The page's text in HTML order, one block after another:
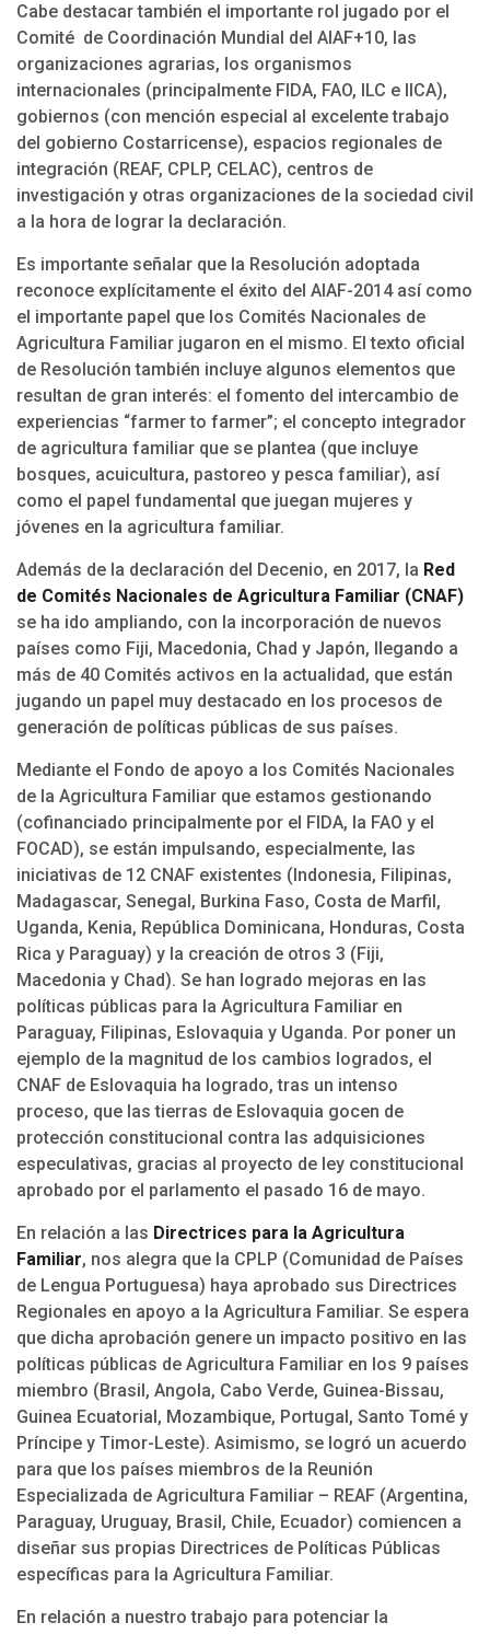
Cabe destacar también el importante rol jugado por el
Comité de Coordinación Mundial del AIAF+10, las
organizaciones agrarias, los organismos
internacionales (principalmente FIDA, FAO, ILC e IICA),
gobiernos (con mención especial al excelente trabajo
del gobierno Costarricense), espacios regionales de
integración (REAF, CPLP, CELAC), centros de
investigación y otras organizaciones de la sociedad civil
a la hora de lograr la declaración.
Es importante señalar que la Resolución adoptada
reconoce explícitamente el éxito del AIAF-2014 así como
el importante papel que los Comités Nacionales de
Agricultura Familiar jugaron en el mismo. El texto oficial
de Resolución también incluye algunos elementos que
resultan de gran interés: el fomento del intercambio de
experiencias “farmer to farmer”; el concepto integrador
de agricultura familiar que se plantea (que incluye
bosques, acuicultura, pastoreo y pesca familiar), así
como el papel fundamental que juegan mujeres y
jóvenes en la agricultura familiar.
Además de la declaración del Decenio, en 2017, la Red
de Comités Nacionales de Agricultura Familiar (CNAF)
se ha ido ampliando, con la incorporación de nuevos
países como Fiji, Macedonia, Chad y Japón, llegando a
más de 40 Comités activos en la actualidad, que están
jugando un papel muy destacado en los procesos de
generación de políticas públicas de sus países.
Mediante el Fondo de apoyo a los Comités Nacionales
de la Agricultura Familiar que estamos gestionando
(cofinanciado principalmente por el FIDA, la FAO y el
FOCAD), se están impulsando, especialmente, las
iniciativas de 12 CNAF existentes (Indonesia, Filipinas,
Madagascar, Senegal, Burkina Faso, Costa de Marfil,
Uganda, Kenia, República Dominicana, Honduras, Costa
Rica y Paraguay) y la creación de otros 3 (Fiji,
Macedonia y Chad). Se han logrado mejoras en las
políticas públicas para la Agricultura Familiar en
Paraguay, Filipinas, Eslovaquia y Uganda. Por poner un
ejemplo de la magnitud de los cambios logrados, el
CNAF de Eslovaquia ha logrado, tras un intenso
proceso, que las tierras de Eslovaquia gocen de
protección constitucional contra las adquisiciones
especulativas, gracias al proyecto de ley constitucional
aprobado por el parlamento el pasado 16 de mayo.
En relación a las Directrices para la Agricultura
Familiar, nos alegra que la CPLP (Comunidad de Países
de Lengua Portuguesa) haya aprobado sus Directrices
Regionales en apoyo a la Agricultura Familiar. Se espera
que dicha aprobación genere un impacto positivo en las
políticas públicas de Agricultura Familiar en los 9 países
miembro (Brasil, Angola, Cabo Verde, Guinea-Bissau,
Guinea Ecuatorial, Mozambique, Portugal, Santo Tomé y
Príncipe y Timor-Leste). Asimismo, se logró un acuerdo
para que los países miembros de la Reunión
Especializada de Agricultura Familiar – REAF (Argentina,
Paraguay, Uruguay, Brasil, Chile, Ecuador) comiencen a
diseñar sus propias Directrices de Políticas Públicas
específicas para la Agricultura Familiar.
En relación a nuestro trabajo para potenciar la